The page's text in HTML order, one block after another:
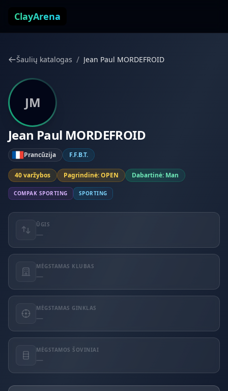
ClayArena
Šaulių katalogas / Jean Paul MORDEFROID
JM
Jean Paul MORDEFROID
Prancūzija F.F.B.T.
40 varžybos Pagrindinė: OPEN Dabartinė: Man
COMPAK SPORTING SPORTING
ŪGIS
—
MĖGSTAMAS KLUBAS
—
MĖGSTAMAS GINKLAS
—
MĖGSTAMOS ŠOVINIAI
—